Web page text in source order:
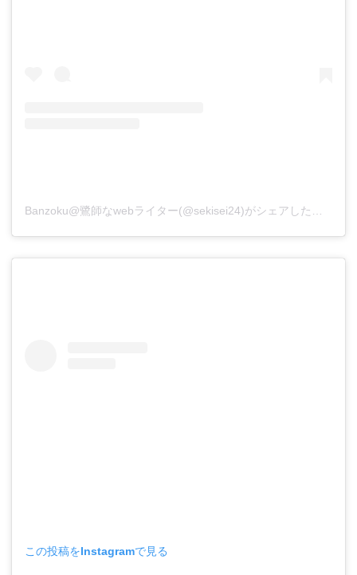
この投稿をInstagramで見る